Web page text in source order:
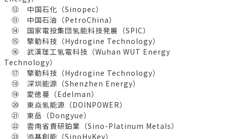
⑫ 中国石化（Sinopec）
⑬ 中国石油（PetroChina）
⑭ 国家電投集団氢能科技発展（SPIC）
⑮ 擎動科技（Hydrogine Technology）
⑯ 武漢理工氢電科技（Wuhan WUT Energy
Technology）
⑰ 擎動科技（Hydrogine Technology）
⑱ 深圳能源（Shenzhen Energy）
⑲ 愛徳蔓（Edelman）
⑳ 東焱氢能源（DOINPOWER）
㉑ 東岳（Dongyue）
㉒ 雲南省貴研鉑業（Sino-Platinum Metals）
㉓ 鸿基創能（SinoHyKey）